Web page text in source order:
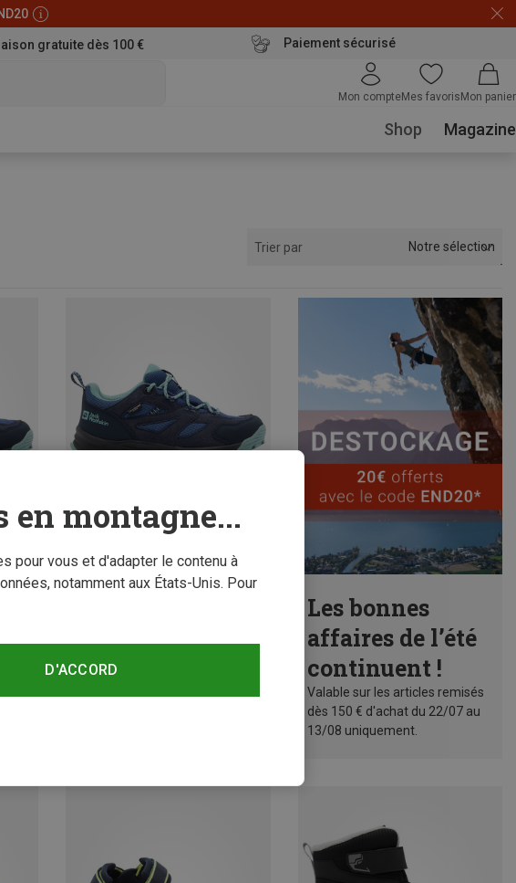
gratuite dès 100 € Paiement sécurisé
Mon compteMes favoris Mon panier
Shop Magazine
Trier par Notre sélection
Vous économisez 30%
Les bonnes
affaires de l’été
continuent !
Valable sur les articles remisés
dès 150 € d'achat du 22/07 au
13/08 uniquement.
en montagne...
pour vous et d'adapter le contenu à
notamment aux États-Unis. Pour
D'ACCORD